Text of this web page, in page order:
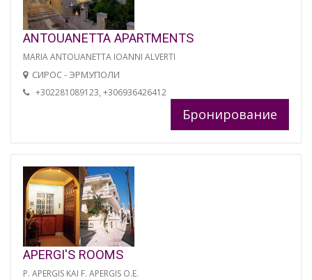
ANTOUANETTA APARTMENTS
MARIA ANTOUANETTA IOANNI ALVERTI
СИРОС - ЭРМУПОЛИ
+302281089123, +306936426412
Бронирование
APERGI'S ROOMS
P. APERGIS KAI F. APERGIS O.E.